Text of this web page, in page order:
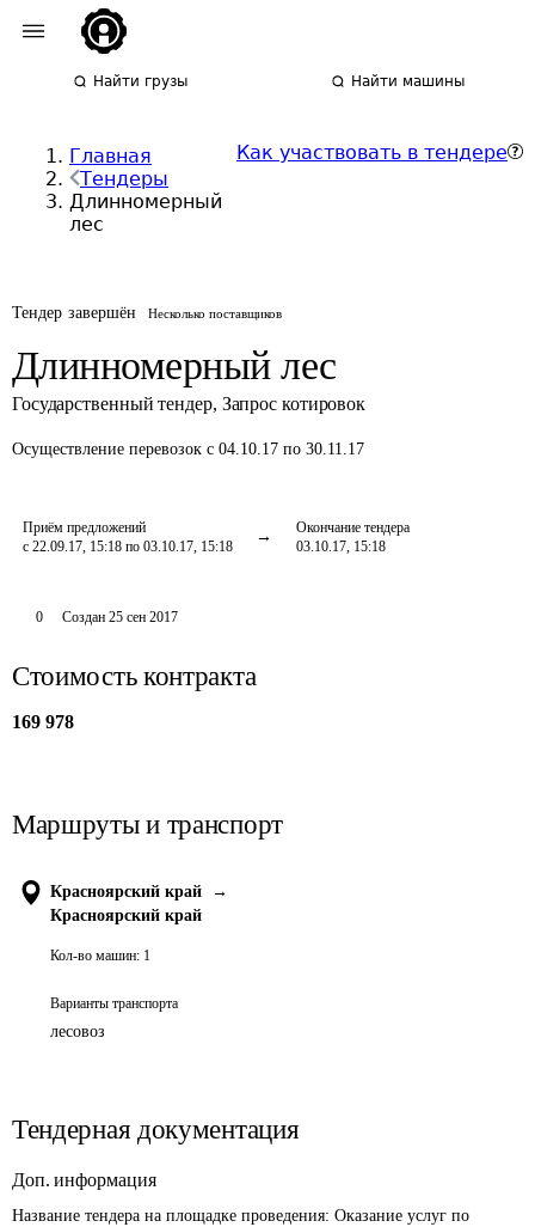
Найти грузы Найти машины
Главная
Тендеры
Длинномерный
лес
Как участвовать в тендере
Тендер завершён Несколько поставщиков
Длинномерный лес
Государственный тендер, Запрос котировок
Осуществление перевозок с 04.10.17 по 30.11.17
Приём предложений
с 22.09.17, 15:18 по 03.10.17, 15:18
Окончание тендера
03.10.17, 15:18
0 Создан 25 сен 2017
Стоимость контракта
169 978
Маршруты и транспорт
Красноярский край
→
Красноярский край
Кол-во машин: 1
Варианты транспорта
лесовоз
Тендерная документация
Доп. информация
Название тендера на площадке проведения: Оказание услуг по